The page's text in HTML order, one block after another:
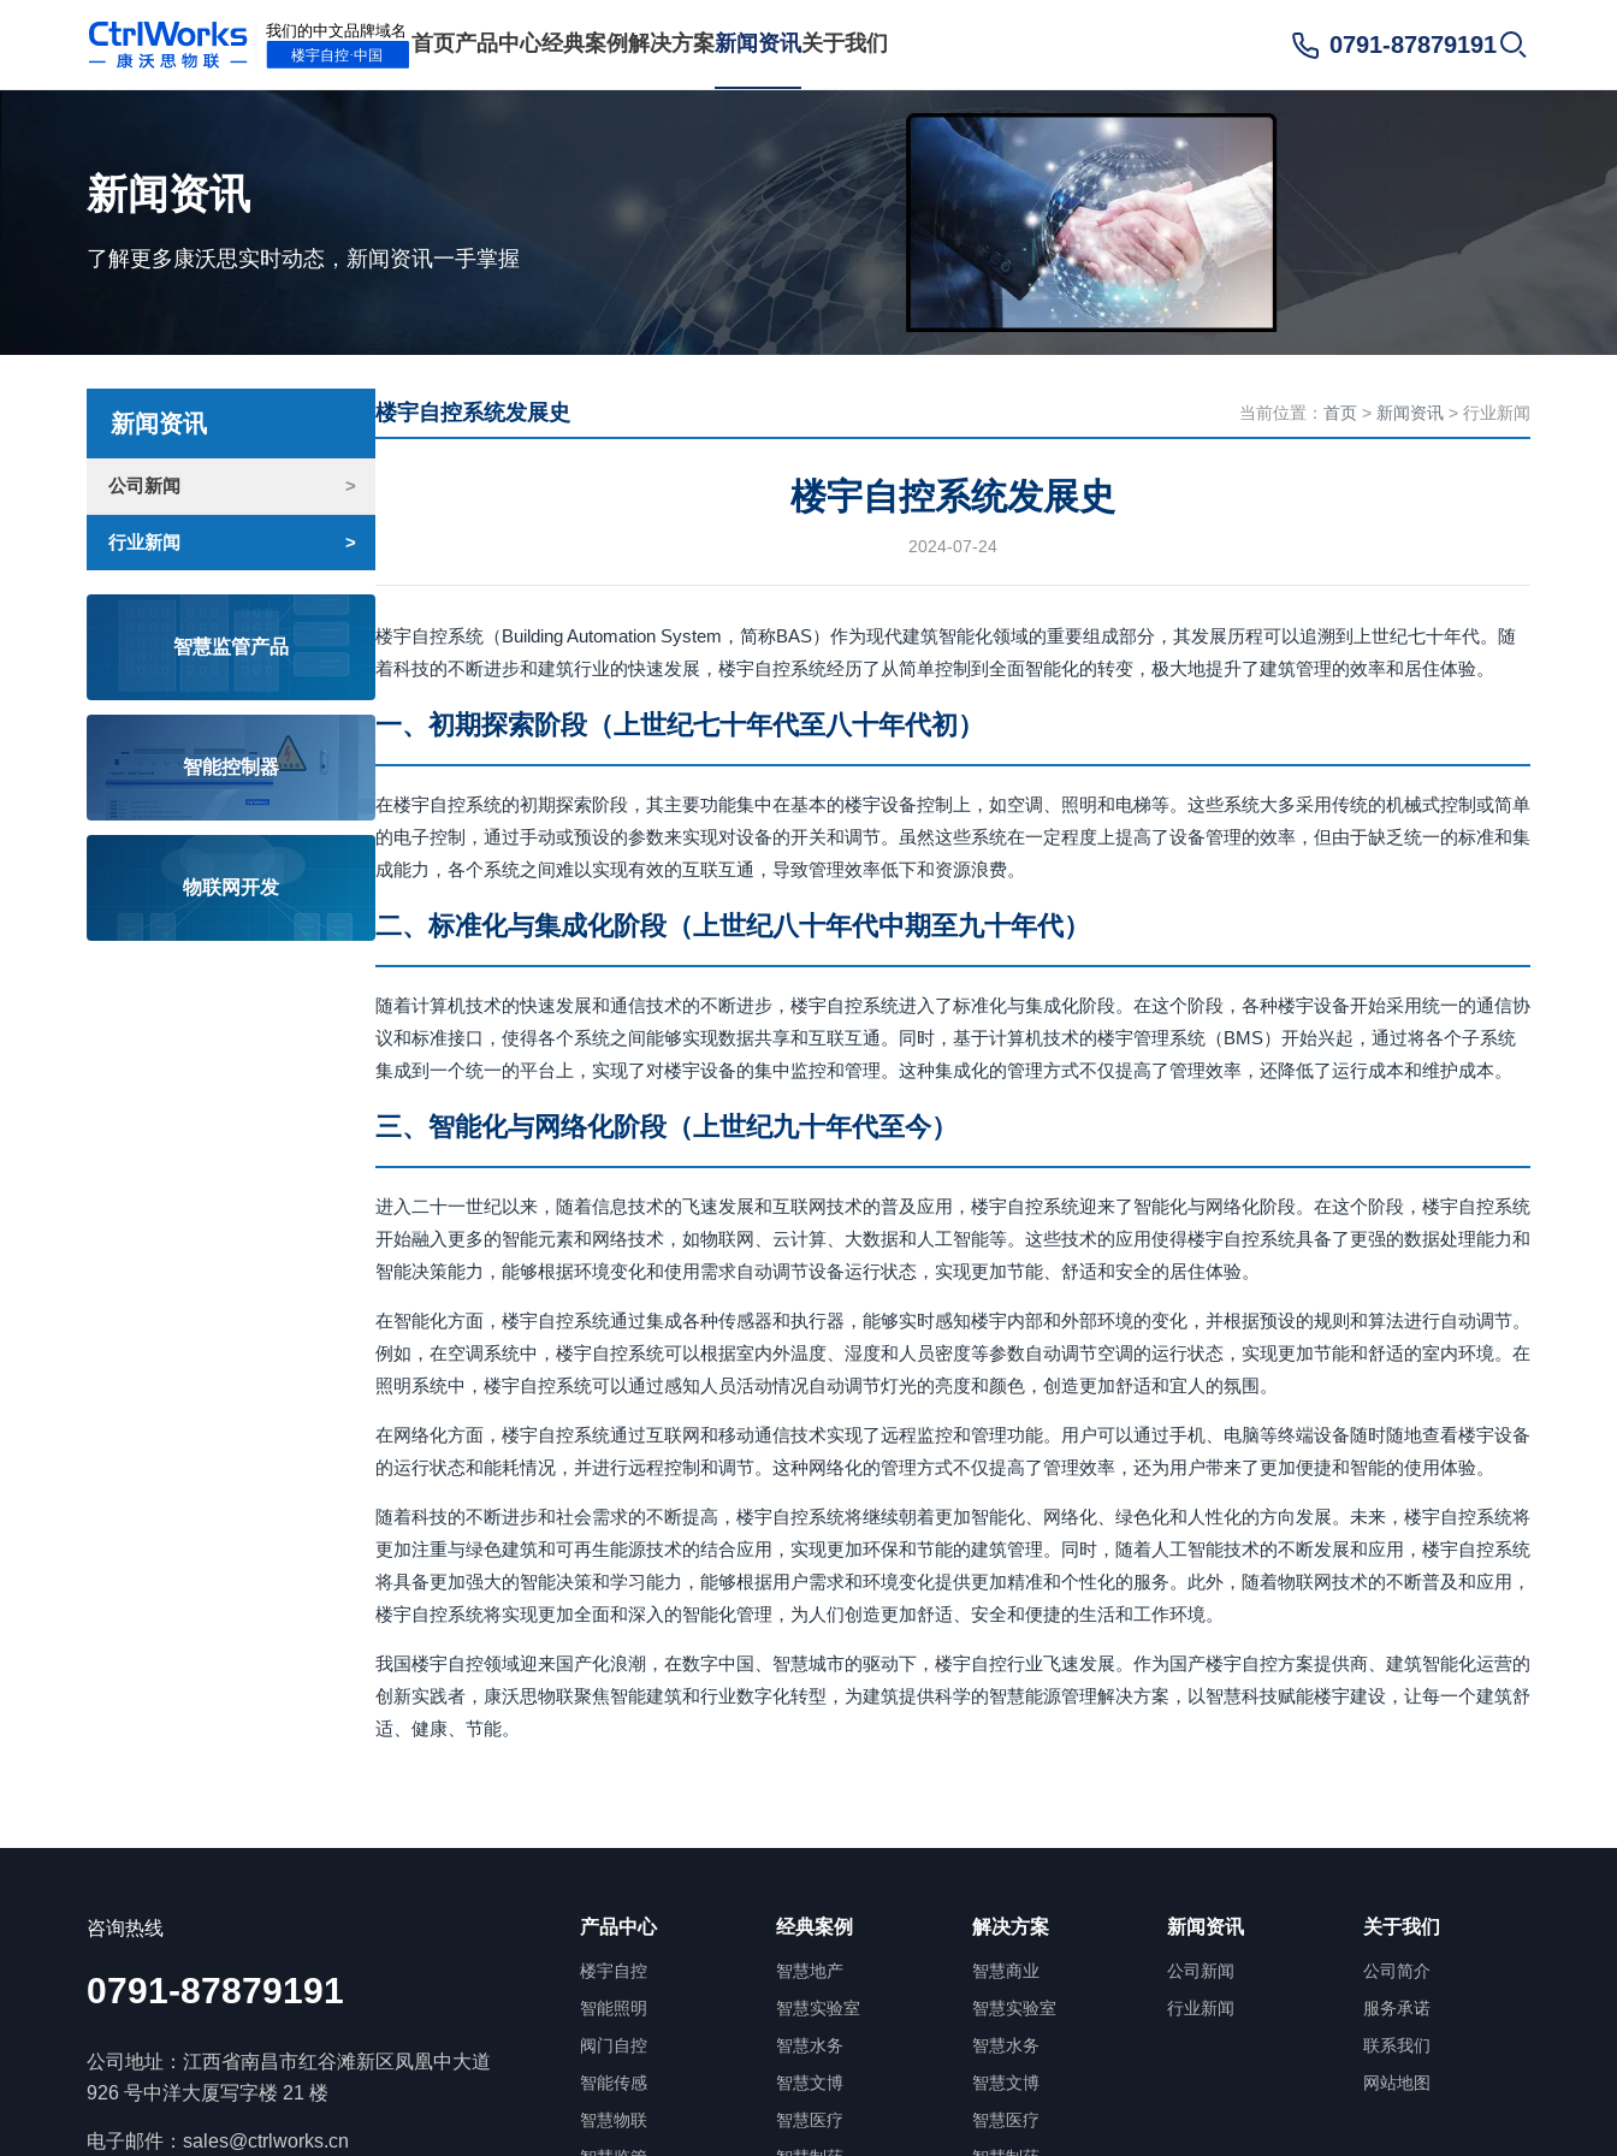
首页产品中心经典案例解决方案新闻资讯关于我们 0791-87879191
新闻资讯
了解更多康沃思实时动态，新闻资讯一手掌握
新闻资讯
公司新闻
行业新闻
智慧监管产品
智能控制器
物联网开发
楼宇自控系统发展史 当前位置： 首页 > 新闻资讯 > 行业新闻
楼宇自控系统发展史
2024-07-24
楼宇自控系统（Building Automation System，简称BAS）作为现代建筑智能化领域的重要组成部分，其发展历程可以追溯到上世纪七十年代。随
着科技的不断进步和建筑行业的快速发展，楼宇自控系统经历了从简单控制到全面智能化的转变，极大地提升了建筑管理的效率和居住体验。
一、初期探索阶段（上世纪七十年代至八十年代初）
在楼宇自控系统的初期探索阶段，其主要功能集中在基本的楼宇设备控制上，如空调、照明和电梯等。这些系统大多采用传统的机械式控制或简单
的电子控制，通过手动或预设的参数来实现对设备的开关和调节。虽然这些系统在一定程度上提高了设备管理的效率，但由于缺乏统一的标准和集
成能力，各个系统之间难以实现有效的互联互通，导致管理效率低下和资源浪费。
二、标准化与集成化阶段（上世纪八十年代中期至九十年代）
随着计算机技术的快速发展和通信技术的不断进步，楼宇自控系统进入了标准化与集成化阶段。在这个阶段，各种楼宇设备开始采用统一的通信协
议和标准接口，使得各个系统之间能够实现数据共享和互联互通。同时，基于计算机技术的楼宇管理系统（BMS）开始兴起，通过将各个子系统
集成到一个统一的平台上，实现了对楼宇设备的集中监控和管理。这种集成化的管理方式不仅提高了管理效率，还降低了运行成本和维护成本。
三、智能化与网络化阶段（上世纪九十年代至今）
进入二十一世纪以来，随着信息技术的飞速发展和互联网技术的普及应用，楼宇自控系统迎来了智能化与网络化阶段。在这个阶段，楼宇自控系统
开始融入更多的智能元素和网络技术，如物联网、云计算、大数据和人工智能等。这些技术的应用使得楼宇自控系统具备了更强的数据处理能力和
智能决策能力，能够根据环境变化和使用需求自动调节设备运行状态，实现更加节能、舒适和安全的居住体验。
在智能化方面，楼宇自控系统通过集成各种传感器和执行器，能够实时感知楼宇内部和外部环境的变化，并根据预设的规则和算法进行自动调节。
例如，在空调系统中，楼宇自控系统可以根据室内外温度、湿度和人员密度等参数自动调节空调的运行状态，实现更加节能和舒适的室内环境。在
照明系统中，楼宇自控系统可以通过感知人员活动情况自动调节灯光的亮度和颜色，创造更加舒适和宜人的氛围。
在网络化方面，楼宇自控系统通过互联网和移动通信技术实现了远程监控和管理功能。用户可以通过手机、电脑等终端设备随时随地查看楼宇设备
的运行状态和能耗情况，并进行远程控制和调节。这种网络化的管理方式不仅提高了管理效率，还为用户带来了更加便捷和智能的使用体验。
随着科技的不断进步和社会需求的不断提高，楼宇自控系统将继续朝着更加智能化、网络化、绿色化和人性化的方向发展。未来，楼宇自控系统将
更加注重与绿色建筑和可再生能源技术的结合应用，实现更加环保和节能的建筑管理。同时，随着人工智能技术的不断发展和应用，楼宇自控系统
将具备更加强大的智能决策和学习能力，能够根据用户需求和环境变化提供更加精准和个性化的服务。此外，随着物联网技术的不断普及和应用，
楼宇自控系统将实现更加全面和深入的智能化管理，为人们创造更加舒适、安全和便捷的生活和工作环境。
我国楼宇自控领域迎来国产化浪潮，在数字中国、智慧城市的驱动下，楼宇自控行业飞速发展。作为国产楼宇自控方案提供商、建筑智能化运营的
创新实践者，康沃思物联聚焦智能建筑和行业数字化转型，为建筑提供科学的智慧能源管理解决方案，以智慧科技赋能楼宇建设，让每一个建筑舒
适、健康、节能。
咨询热线
0791-87879191
公司地址：江西省南昌市红谷滩新区凤凰中大道
926 号中洋大厦写字楼 21 楼
电子邮件：sales@ctrlworks.cn
产品中心
楼宇自控
智能照明
阀门自控
智能传感
智慧物联
经典案例
智慧地产
智慧实验室
智慧水务
智慧文博
智慧医疗
解决方案
智慧商业
智慧实验室
智慧水务
智慧文博
智慧医疗
新闻资讯
公司新闻
行业新闻
关于我们
公司简介
服务承诺
联系我们
网站地图